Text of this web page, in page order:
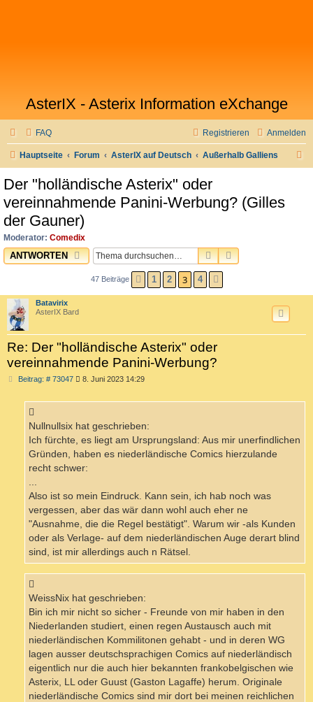
AsterIX - Asterix Information eXchange
FAQ Anmelden
Registrieren
Hauptseite Forum AsterIX auf Deutsch Außerhalb Galliens
Der "holländische Asterix" oder
vereinnahmende Panini-Werbung? (Gilles
der Gauner)
Moderator: Comedix
ANTWORTEN SUCHEERWEITERTE
47 Beiträge VORHERIGE
1 2 3 4
Batavirix
AsterIX Bard
Re: Der "holländische Asterix" oder
vereinnahmende Panini-Werbung?
Beitrag: # 73047B
a
8. Juni 2023 14:29
Nullnullsix hat geschrieben:
Ich fürchte, es liegt am Ursprungsland: Aus mir unerfindlichen
Gründen, haben es niederländische Comics hierzulande
recht schwer:
...
Also ist so mein Eindruck. Kann sein, ich hab noch was
vergessen, aber das wär dann wohl auch eher ne
"Ausnahme, die die Regel bestätigt". Warum wir -als Kunden
oder als Verlage- auf dem niederländischen Auge derart blind
sind, ist mir allerdings auch n Rätsel.
WeissNix hat geschrieben:
Bin ich mir nicht so sicher - Freunde von mir haben in den
Niederlanden studiert, einen regen Austausch auch mit
niederländischen Kommilitonen gehabt - und in deren WG
lagen ausser deutschsprachigen Comics auf niederländisch
eigentlich nur die auch hier bekannten frankobelgischen wie
Asterix, LL oder Guust (Gaston Lagaffe) herum. Originale
niederländische Comics sind mir dort bei meinen reichlichen